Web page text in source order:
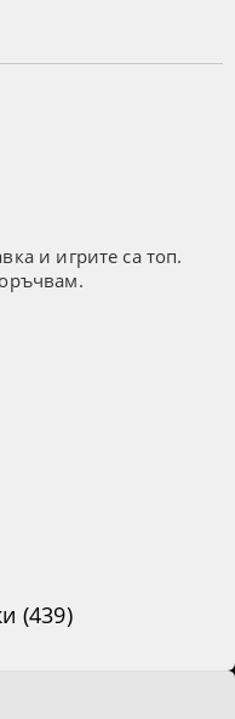
и игрите са топ.
(439)